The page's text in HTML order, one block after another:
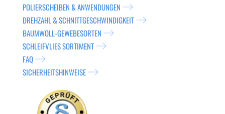
POLIERSCHEIBEN & ANWENDUNGEN
DREHZAHL & SCHNITTGESCHWINDIGKEIT
BAUMWOLL-GEWEBESORTEN
SCHLEIFVLIES SORTIMENT
FAQ
SICHERHEITSHINWEISE